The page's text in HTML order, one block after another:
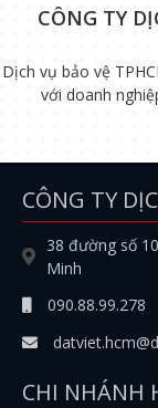
CÔNG TY
Dịch vụ bảo vệ
với doanh
CÔNG TY
38 đường số
Minh
090.88.99.278
CHI NHÁNH